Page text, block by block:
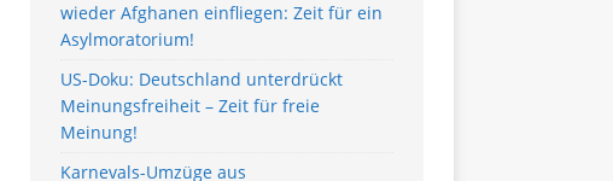
wieder Afghanen einfliegen: Zeit für ein
Asylmoratorium!
US-Doku: Deutschland unterdrückt
Meinungsfreiheit – Zeit für freie
Meinung!
Karnevals-Umzüge aus